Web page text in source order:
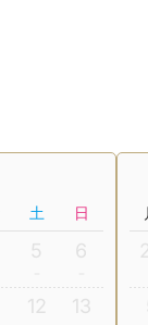
土 日
5 6
12 13